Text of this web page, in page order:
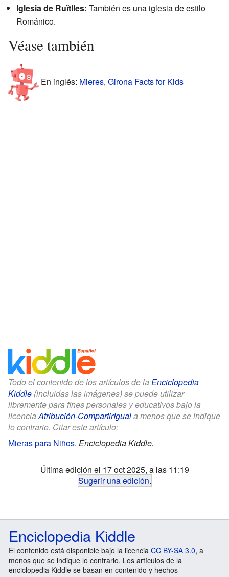
Iglesia de Ruïtlles: También es una iglesia de estilo
Románico.
Véase también
En inglés: Mieres, Girona Facts for Kids
Todo el contenido de los artículos de la Enciclopedia
Kiddle (incluidas las imágenes) se puede utilizar
libremente para fines personales y educativos bajo la
licencia Atribución-CompartirIguala menos que se indique
lo contrario. Citar este artículo:
Mieras para Niños. Enciclopedia Kiddle.
Última edición el 17 oct 2025, a las 11:19
Sugerir una edición.
Enciclopedia Kiddle
El contenido está disponible bajo la licencia CC BY-SA 3.0, a
menos que se indique lo contrario. Los artículos de la
enciclopedia Kiddle se basan en contenido y hechos